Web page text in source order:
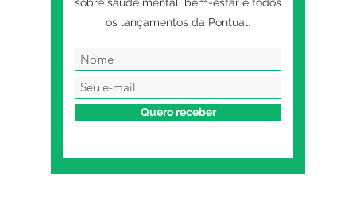
os lançamentos da Pontual.
Quero receber